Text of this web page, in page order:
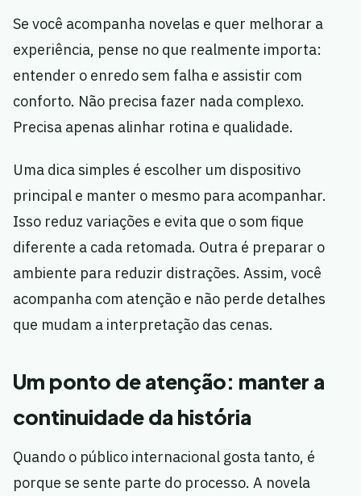
Se você acompanha novelas e quer melhorar a
experiência, pense no que realmente importa:
entender o enredo sem falha e assistir com
conforto. Não precisa fazer nada complexo.
Precisa apenas alinhar rotina e qualidade.
Uma dica simples é escolher um dispositivo
principal e manter o mesmo para acompanhar.
Isso reduz variações e evita que o som fique
diferente a cada retomada. Outra é preparar o
ambiente para reduzir distrações. Assim, você
acompanha com atenção e não perde detalhes
que mudam a interpretação das cenas.
Um ponto de atenção: manter a
continuidade da história
Quando o público internacional gosta tanto, é
porque se sente parte do processo. A novela